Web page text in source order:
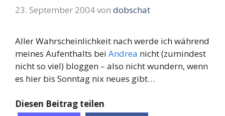
23. September 2004von dobschat
Aller Wahrscheinlichkeit nach werde ich während
meines Aufenthalts bei Andrea nicht (zumindest
nicht so viel) bloggen – also nicht wundern, wenn
es hier bis Sonntag nix neues gibt…
Diesen Beitrag teilen